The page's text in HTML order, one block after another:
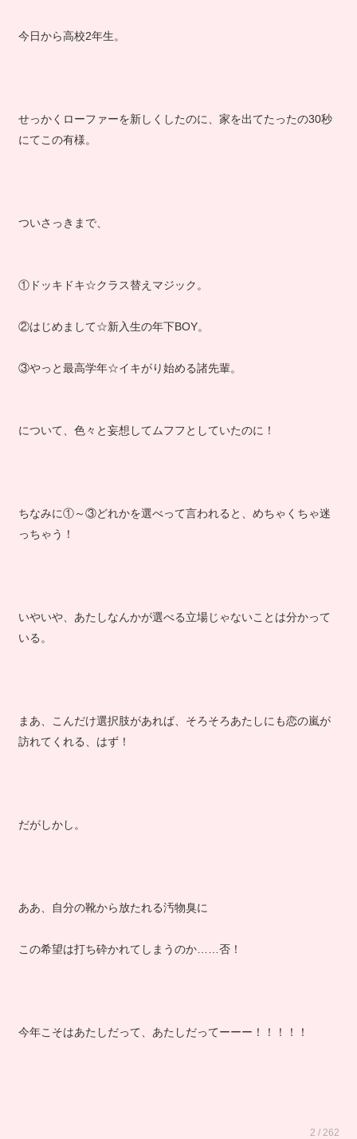
今日から高校2年生。
せっかくローファーを新しくしたのに、家を出てたったの30秒
にてこの有様。
ついさっきまで、
①ドッキドキ☆クラス替えマジック。
②はじめまして☆新入生の年下BOY。
③やっと最高学年☆イキがり始める諸先輩。
について、色々と妄想してムフフとしていたのに！
ちなみに①～③どれかを選べって言われると、めちゃくちゃ迷
っちゃう！
いやいや、あたしなんかが選べる立場じゃないことは分かって
いる。
まあ、こんだけ選択肢があれば、そろそろあたしにも恋の嵐が
訪れてくれる、はず！
だがしかし。
ああ、自分の靴から放たれる汚物臭に
この希望は打ち砕かれてしまうのか……否！
今年こそはあたしだって、あたしだってーーー！！！！！
2 / 262